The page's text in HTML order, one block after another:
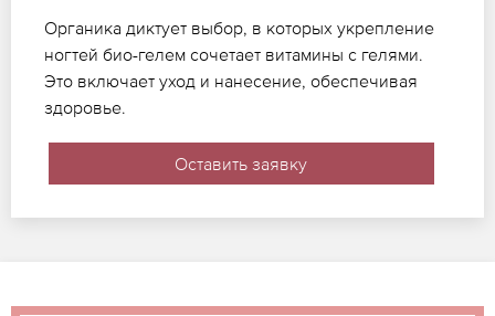
Органика диктует выбор, в которых укрепление
ногтей био-гелем сочетает витамины с гелями.
Это включает уход и нанесение, обеспечивая
здоровье.
Оставить заявку